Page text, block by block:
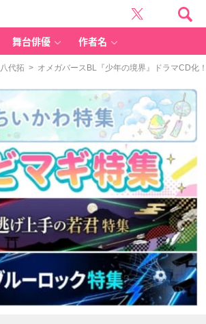
舞台俳優 作者名
八代拓 > オメガバースBL『少年の境界』ドラマCD化